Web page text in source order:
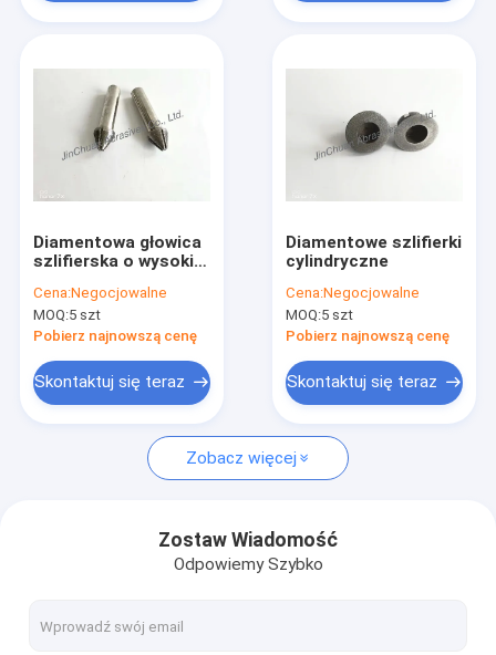
Produkty
Filmy
Aktualności
CBN Sharpening Wheels
CBN Wheels For Woodturners
Diamentowa głowica
szlifierska o wysokiej
punktowy
montowany
diamentowo Mały
Cena:Negocjowalne
MOQ:5 szt
Pobierz najnowszą cenę
Skontaktuj się teraz
Diamentowe szlifierki
cylindryczne
Cena:Negocjowalne
MOQ:5 szt
Pobierz najnowszą cenę
Skontaktuj się teraz
Zobacz więcej
Zostaw Wiadomość
Odpowiemy Szybko